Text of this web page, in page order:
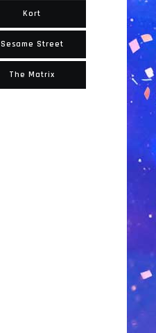
Kort
Sesame Street
The Matrix